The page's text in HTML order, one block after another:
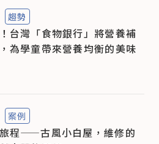
趨勢
台灣「食物銀行」將營養補
為學童帶來營養均衡的美味
案例
程——古風小白屋，維修的